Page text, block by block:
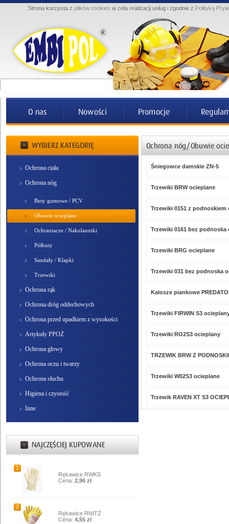
Strona korzysta z plików cookies w celu realizacji usług i zgodnie z Polityką
Ochrona ciała
Ochrona nóg
Buty gumowe / PCV
Obuwie ocieplane
Ochraniacze / Nakolanniki
Półbuty
Sandały / Klapki
Trzewiki
Ochrona rąk
Ochrona dróg oddechowych
Ochrona przed upadkiem z wysokości
Artykuły PPOŻ
Ochrona głowy
Ochrona oczu i twarzy
Ochrona słuchu
Higiena i czystość
Inne
1
Rękawice RWKS
Cena: 2,96 zł
2
Rękawice RNITŻ
Cena: 4,55 zł
Śniegowce damskie ZN-5
Trzewiki BRW ocieplane
Trzewiki 0151 z podnoskiem
Trzewiki 0161 bez podnoska
Trzewiki BRG ocieplane
Trzewiki 031 bez podnoska
Kalosze piankowe
Trzewiki FIRWIN S3
Trzewiki RO2S3 ocieplany
TRZEWIK BRW Z
Trzewiki W02S3 ocieplane
Trzewik RAVEN XT S3